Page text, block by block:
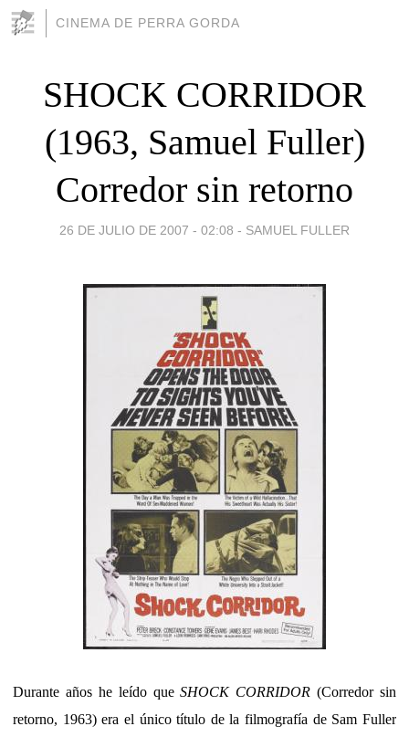
CINEMA DE PERRA GORDA
SHOCK CORRIDOR
(1963, Samuel Fuller)
Corredor sin retorno
26 DE JULIO DE 2007 - 02:08 - SAMUEL FULLER
Durante años he leído queSHOCK CORRIDOR (Corredor sin
retorno, 1963) era el único título de la filmografía de Sam Fuller